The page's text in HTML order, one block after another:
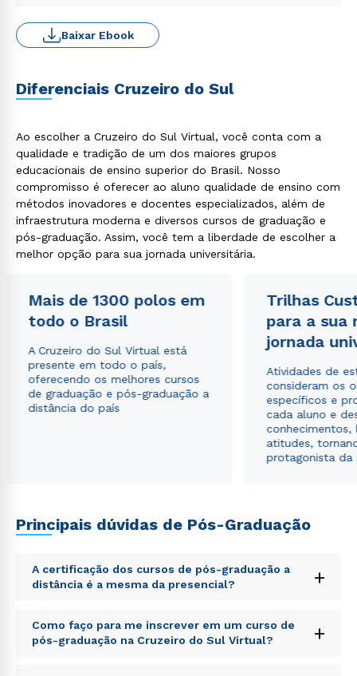
Baixar Ebook
Diferenciais Cruzeiro do Sul
Ao escolher a Cruzeiro do Sul Virtual, você conta com a
qualidade e tradição de um dos maiores grupos
educacionais de ensino superior do Brasil. Nosso
compromisso é oferecer ao aluno qualidade de ensino com
métodos inovadores e docentes especializados, além de
infraestrutura moderna e diversos cursos de graduação e
pós-graduação. Assim, você tem a liberdade de escolher a
melhor opção para sua jornada universitária.
Mais de 1300 polos em
todo o Brasil
A Cruzeiro do Sul Virtual está
presente em todo o país,
oferecendo os melhores cursos
de graduação e pós-graduação a
distância do país
Trilhas
para a sua
jornada
Atividades de
consideram os
específicos e
cada aluno e
conhecimentos,
atitudes,
protagonista da
Principais dúvidas de Pós-Graduação
A certificação dos cursos de pós-graduação a
distância é a mesma da presencial?
+
Sed ut perspiciatis unde omnis iste natus error sit
voluptatem accusantium doloremque laudantium,
totam rem aperiam, eaque ipsa quae ab illo inventore
Como faço para me inscrever em um curso de
pós-graduação na Cruzeiro do Sul Virtual?
+
Rápido e fácil
WhatsApp